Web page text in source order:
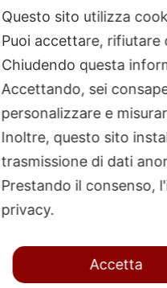
Questo sito utilizza
Puoi accettare, rifiutare
Chiudendo questa
Accettando, sei
personalizzare e
Inoltre, questo sito
trasmissione di dati
Prestando il consenso,
privacy.
Accetta